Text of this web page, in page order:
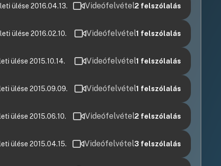
ülése 2016.04.13. Videófelvétel2 felszólalás
ülése 2016.02.10. Videófelvétel1 felszólalás
ülése 2015.10.14. Videófelvétel1 felszólalás
ülése 2015.09.09. Videófelvétel1 felszólalás
ülése 2015.06.10. Videófelvétel2 felszólalás
ülése 2015.04.15. Videófelvétel3 felszólalás